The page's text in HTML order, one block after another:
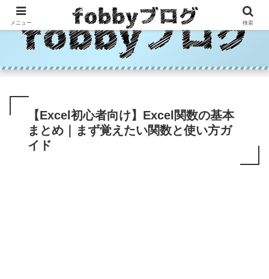
【Excel初心者向け】Excel関数の基本
まとめ｜まず覚えたい関数と使い方ガ
イド
メニュー 検索